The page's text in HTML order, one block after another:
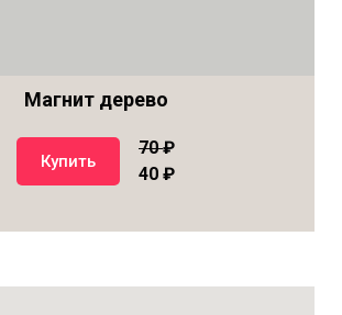
Магнит дерево
Купить
70₽
40 ₽